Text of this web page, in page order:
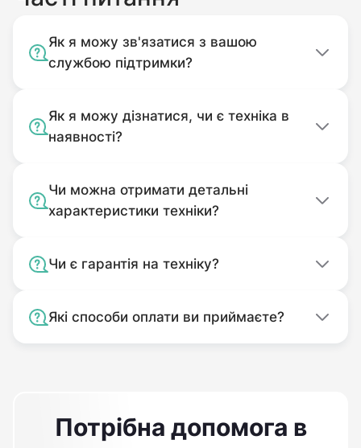
Забруднений.
Як я можу зв'язатися з вашою
службою підтримки?
Як я можу дізнатися, чи є техніка в
наявності?
Чи можна отримати детальні
характеристики техніки?
Чи є гарантія на техніку?
Які способи оплати ви приймаєте?
Потрібна допомога в